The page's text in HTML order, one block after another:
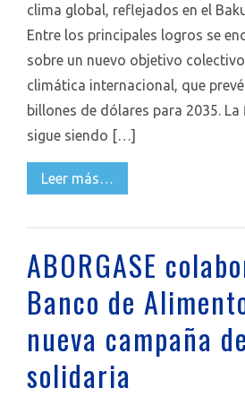
clima global, reflejados en el
Entre los principales logros se
sobre un nuevo objetivo
climática internacional, que
billones de dólares para 2035.
sigue siendo […]
Leer más…
ABORGASE
Banco de
nueva campaña
solidaria